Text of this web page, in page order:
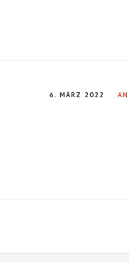
6. MÄRZ 2022